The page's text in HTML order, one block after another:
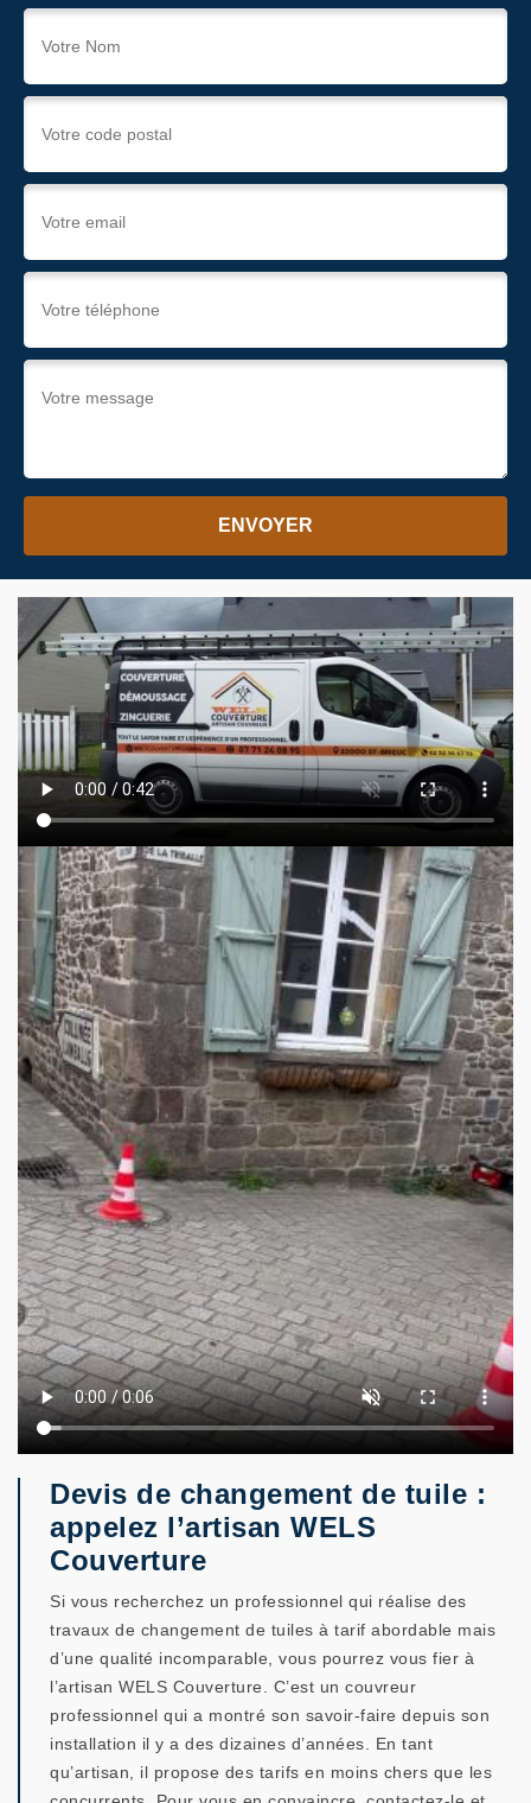
Devis de changement de tuile :
appelez l’artisan WELS
Couverture
Si vous recherchez un professionnel qui réalise des
travaux de changement de tuiles à tarif abordable mais
d’une qualité incomparable, vous pourrez vous fier à
l’artisan WELS Couverture. C’est un couvreur
professionnel qui a montré son savoir-faire depuis son
installation il y a des dizaines d’années. En tant
qu’artisan, il propose des tarifs en moins chers que les